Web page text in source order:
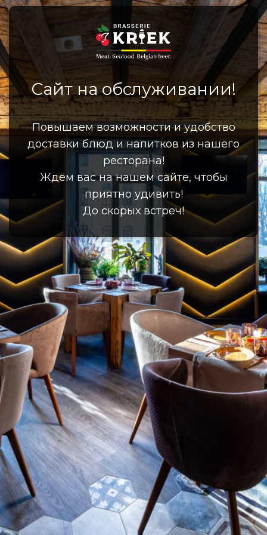
Сайт на обслуживании!
Повышаем возможности и удобство
доставки блюд и напитков из нашего
ресторана!
Ждем вас на нашем сайте, чтобы
приятно удивить!
До скорых встреч!